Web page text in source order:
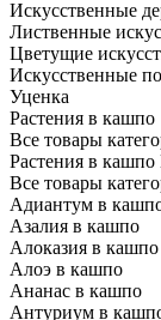
Искусственные
Лиственные
Цветущие
Искусственные
Уценка
Растения в кашпо
Все товары
Растения в кашпо
Все товары
Адиантум в
Азалия в кашпо
Алоказия в кашпо
Алоэ в кашпо
Ананас в кашпо
Антуриум в